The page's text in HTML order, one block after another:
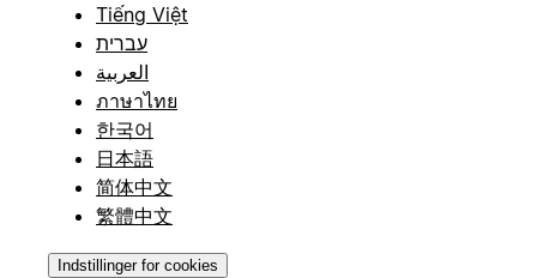
Tiếng Việt
עברית
العربية
ภาษาไทย
한국어
日本語
简体中文
繁體中文
Indstillinger for cookies